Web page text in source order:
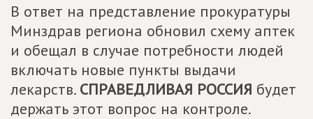
В ответ на представление прокуратуры
Минздрав региона обновил схему аптек
и обещал в случае потребности людей
включать новые пункты выдачи
лекарств. СПРАВЕДЛИВАЯ РОССИЯ будет
держать этот вопрос на контроле.